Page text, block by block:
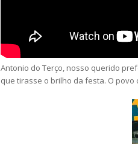
Antonio do Terço, nosso querido
que tirasse o brilho da festa. O